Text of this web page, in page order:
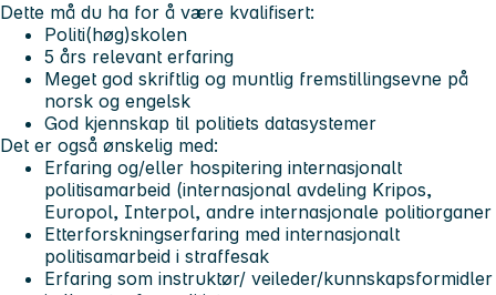
Dette må du ha for å være kvalifisert:
Politi(høg)skolen
5 års relevant erfaring
Meget god skriftlig og muntlig fremstillingsevne på
norsk og engelsk
God kjennskap til politiets datasystemer
Det er også ønskelig med:
Erfaring og/eller hospitering internasjonalt
politisamarbeid (internasjonal avdeling Kripos,
Europol, Interpol, andre internasjonale politiorganer
Etterforskningserfaring med internasjonalt
politisamarbeid i straffesak
Erfaring som instruktør/ veileder/kunnskapsformidler